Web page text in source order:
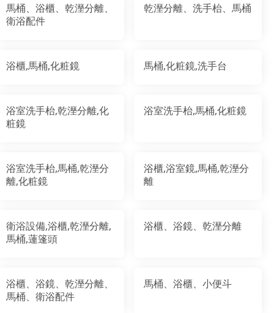
馬桶、浴櫃、乾溼分離、
衛浴配件
乾溼分離、洗手枱、馬桶
浴櫃,馬桶,化粧鏡 馬桶,化粧鏡,洗手台
浴室洗手枱,乾溼分離,化
粧鏡
浴室洗手枱,馬桶,化粧鏡
浴室洗手枱,馬桶,乾溼分
離,化粧鏡
浴櫃,浴室鏡,馬桶,乾溼分
離
衛浴設備,浴櫃,乾溼分離,
馬桶,蓮篷頭
浴櫃、浴鏡、乾溼分離
浴櫃、浴鏡、乾溼分離、
馬桶、衛浴配件
馬桶、浴櫃、小便斗